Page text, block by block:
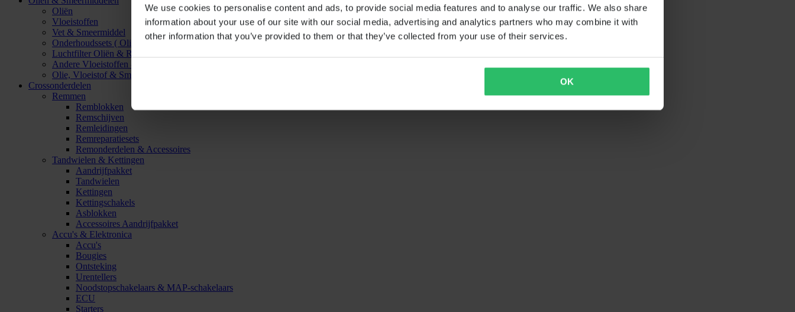
We use cookies to personalise content and ads, to provide social media features and to analyse our traffic. We also share
information about your use of our site with our social media, advertising and analytics partners who may combine it with
other information that you’ve provided to them or that they’ve collected from your use of their services.
OK
Oliën
Vloeistoffen
Vet & Smeermiddel
Onderhoudssets ( Olie & Filter)
Luchtfilter Oliën & Reinigers
Andere Vloeistoffen & Smeermiddelen
Olie, Vloeistof & Smeermiddel Accessoires
Crossonderdelen
Remmen
Remblokken
Remschijven
Remleidingen
Remreparatiesets
Remonderdelen & Accessoires
Tandwielen & Kettingen
Aandrijfpakket
Tandwielen
Kettingen
Kettingschakels
Asblokken
Accessoires Aandrijfpakket
Accu's & Elektronica
Accu's
Bougies
Ontsteking
Urentellers
Noodstopschakelaars & MAP-schakelaars
ECU
Starters